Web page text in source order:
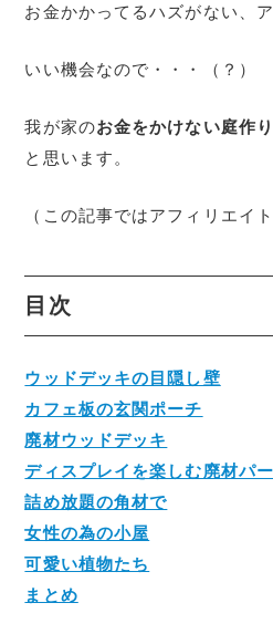
お金かかってるハズがない、ア
いい機会なので・・・（？）
我が家のお金をかけない庭作り
と思います。
（この記事ではアフィリエイ
目次
ウッドデッキの目隠し壁
カフェ板の玄関ポーチ
廃材ウッドデッキ
ディスプレイを楽しむ廃材パ
詰め放題の角材で
女性の為の小屋
可愛い植物たち
まとめ